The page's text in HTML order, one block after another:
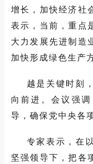
增长，加快经济社
表示，当前，重点
大力发展先进制造
加快形成绿色生产
越是关键时刻
向前进。会议强
导，确保党中央各
专家表示，在
坚强领导下，把各